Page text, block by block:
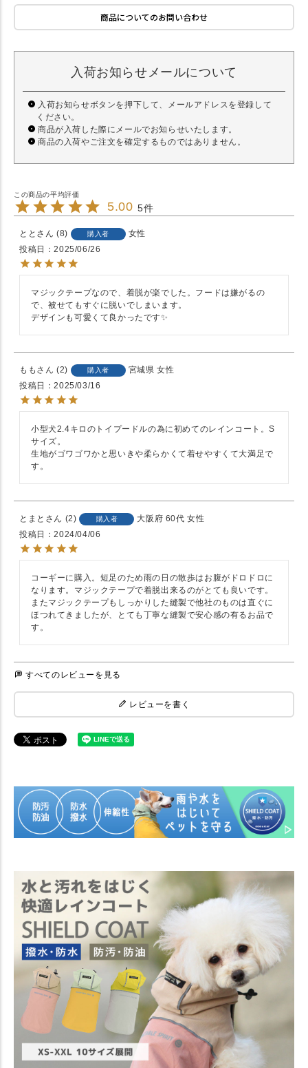
商品についてのお問い合わせ
入荷お知らせメールについて
入荷お知らせボタンを押下して、メールアドレスを登録して
ください。
商品が入荷した際にメールでお知らせいたします。
商品の入荷やご注文を確定するものではありません。
5.00 5
とと 8 購入者
女性
投稿日
2025/06/26
マジックテープなので、着脱が楽でした。フードは嫌がるの
で、被せてもすぐに脱いでしまいます。
デザインも可愛くて良かったです✨
もも 2 購入者 宮城県 女性
投稿日
2025/03/16
小型犬2.4キロのトイプードルの為に初めてのレインコート。S
サイズ。
生地がゴワゴワかと思いきや柔らかくて着せやすくて大満足で
す。
とまと 2 購入者 大阪府 60代 女性
投稿日
2024/04/06
コーギーに購入。短足のため雨の日の散歩はお腹がドロドロに
なります。マジックテープで着脱出来るのがとても良いです。
またマジックテープもしっかりした縫製で他社のものは直ぐに
ほつれてきましたが、とても丁寧な縫製で安心感の有るお品で
す。
すべてのレビューを見る
レビューを書く